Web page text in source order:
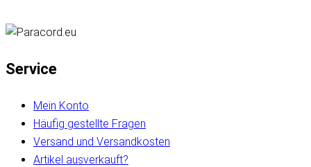
Service
Mein Konto
Häufig gestellte Fragen
Versand und Versandkosten
Artikel ausverkauft?